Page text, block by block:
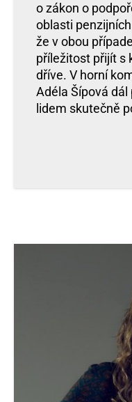
o zákon o
oblasti
že v obou
příležitost přijít s
dříve. V horní
Adéla Šípová
lidem skutečně